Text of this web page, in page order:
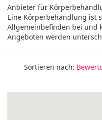
Anbieter für
Eine Körperbehandlung ist
Allgemeinbefinden bei und
Angeboten werden
Sortieren nach: